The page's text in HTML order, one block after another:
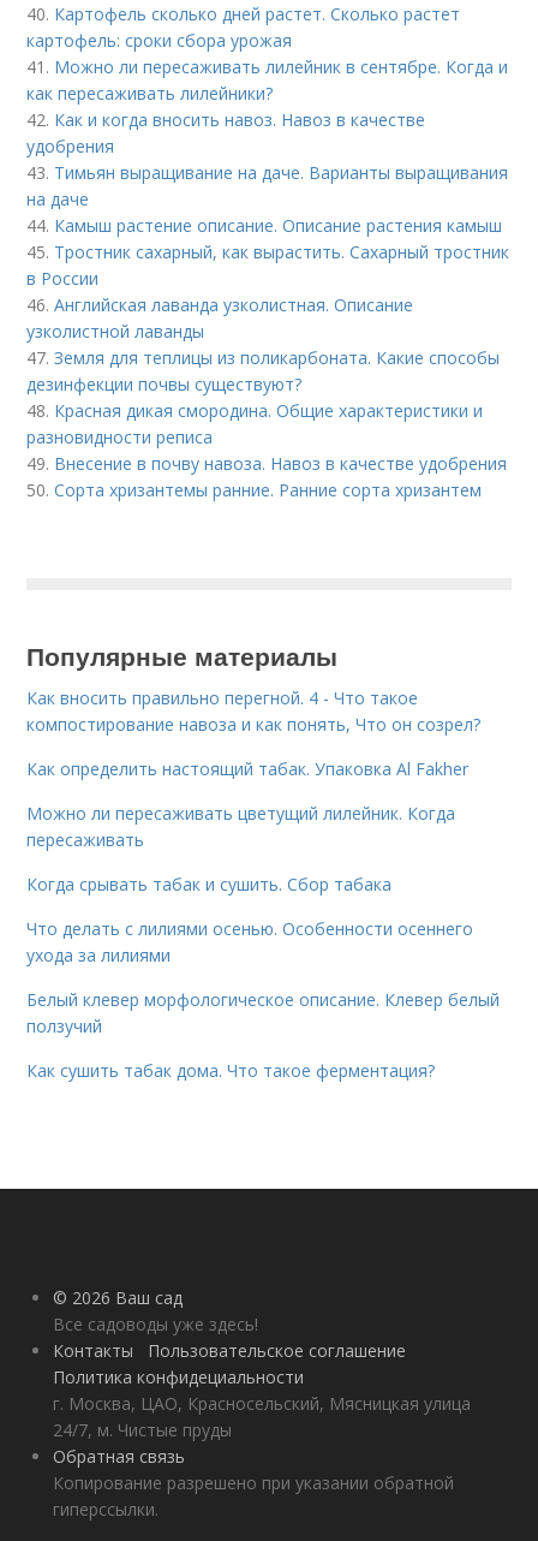
40. Картофель сколько дней растет. Сколько растет
картофель: сроки сбора урожая
41. Можно ли пересаживать лилейник в сентябре. Когда и
как пересаживать лилейники?
42. Как и когда вносить навоз. Навоз в качестве
удобрения
43. Тимьян выращивание на даче. Варианты выращивания
на даче
44. Камыш растение описание. Описание растения камыш
45. Тростник сахарный, как вырастить. Сахарный тростник
в России
46.Английская лаванда узколистная. Описание
узколистной лаванды
47.Земля для теплицы из поликарбоната. Какие способы
дезинфекции почвы существуют?
48. Красная дикая смородина. Общие характеристики и
разновидности реписа
49. Внесение в почву навоза. Навоз в качестве удобрения
50.Сорта хризантемы ранние. Ранние сорта хризантем
Популярные материалы
Как вносить правильно перегной. 4 - Что такое
компостирование навоза и как понять, Что он созрел?
Как определить настоящий табак. Упаковка Al Fakher
Можно ли пересаживать цветущий лилейник. Когда
пересаживать
Когда срывать табак и сушить. Сбор табака
Что делать с лилиями осенью. Особенности осеннего
ухода за лилиями
Белый клевер морфологическое описание. Клевер белый
ползучий
Как сушить табак дома. Что такое ферментация?
© 2026 Ваш сад
Все садоводы уже здесь!
Контакты
Пользовательское соглашение
Политика конфидециальности
г. Москва, ЦАО, Красносельский, Мясницкая улица
24/7, м. Чистые пруды
Обратная связь
Копирование разрешено при указании обратной
гиперссылки.